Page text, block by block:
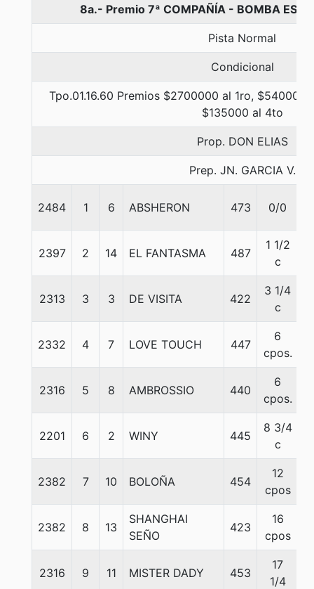
8a.- Premio 7ª COMPAÑÍA - BOMBA
Pista Normal
Condicional
Tpo.01.16.60 Premios $2700000 al 1ro,
$135000 al 4to
Prop. DON ELIAS
Prep. JN. GARCIA V.
2484 1 6 ABSHERON 473 0/0
2397 2 14 EL FANTASMA 487
1 1/2
c
2313 3 3 DE VISITA 422
3 1/4
c
2332 4 7 LOVE TOUCH 447
6
cpos.
2316 5 8 AMBROSSIO 440
6
cpos.
2201 6 2 WINY 445
8 3/4
c
2382 7 10 BOLOÑA 454
12
cpos
2382 8 13
SHANGHAI
SEÑO
423
16
cpos
2316 9 11 MISTER DADY 453
17
1/4